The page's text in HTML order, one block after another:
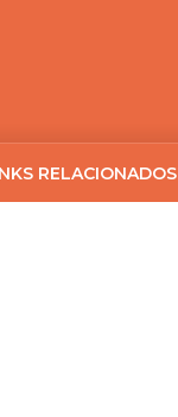
RELACIONADOS